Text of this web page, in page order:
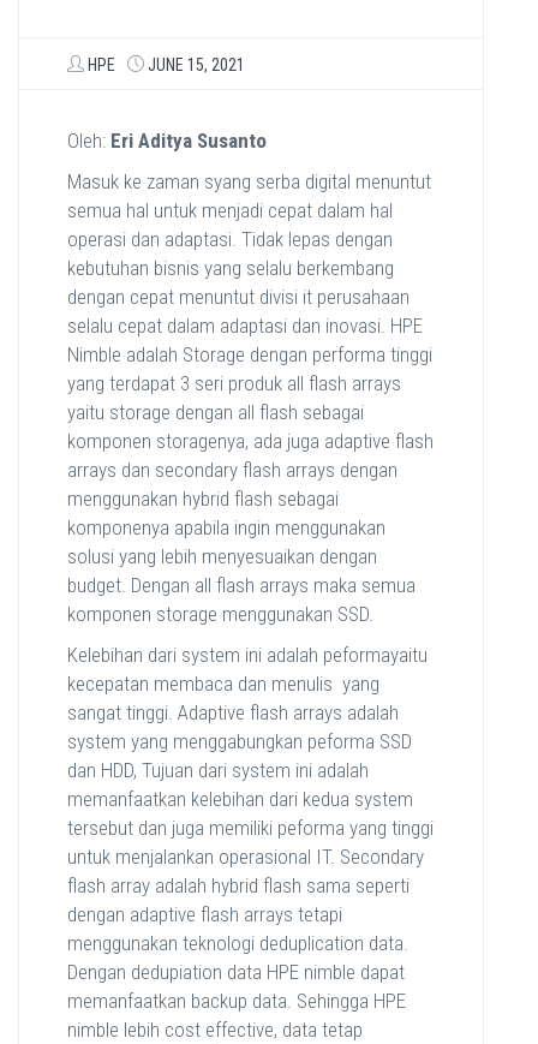
HPE JUNE 15, 2021
Oleh: Eri Aditya Susanto
Masuk ke zaman syang serba digital menuntut
semua hal untuk menjadi cepat dalam hal
operasi dan adaptasi. Tidak lepas dengan
kebutuhan bisnis yang selalu berkembang
dengan cepat menuntut divisi it perusahaan
selalu cepat dalam adaptasi dan inovasi. HPE
Nimble adalah Storage dengan performa tinggi
yang terdapat 3 seri produk all flash arrays
yaitu storage dengan all flash sebagai
komponen storagenya, ada juga adaptive flash
arrays dan secondary flash arrays dengan
menggunakan hybrid flash sebagai
komponenya apabila ingin menggunakan
solusi yang lebih menyesuaikan dengan
budget. Dengan all flash arrays maka semua
komponen storage menggunakan SSD.
Kelebihan dari system ini adalah peformayaitu
kecepatan membaca dan menulis yang
sangat tinggi. Adaptive flash arrays adalah
system yang menggabungkan peforma SSD
dan HDD, Tujuan dari system ini adalah
memanfaatkan kelebihan dari kedua system
tersebut dan juga memiliki peforma yang tinggi
untuk menjalankan operasional IT. Secondary
flash array adalah hybrid flash sama seperti
dengan adaptive flash arrays tetapi
menggunakan teknologi deduplication data.
Dengan dedupiation data HPE nimble dapat
memanfaatkan backup data. Sehingga HPE
nimble lebih cost effective, data tetap